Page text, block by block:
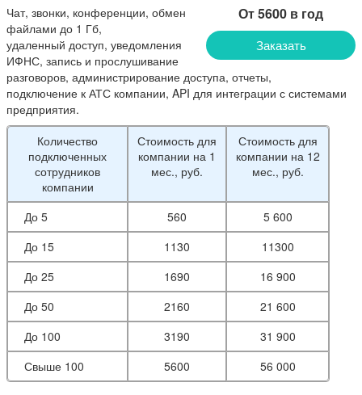
От 5600 в год
Заказать
Чат, звонки, конференции, обмен
файлами до 1 Гб,
удаленный доступ, уведомления
ИФНС, запись и прослушивание
разговоров, администрирование доступа, отчеты,
подключение к АТС компании, API для интеграции с системами
предприятия.
Количество
подключенных
сотрудников
компании
Стоимость для
компании на 1
мес., руб.
Стоимость для
компании на 12
мес., руб.
До 5 560
5 600
До 15
1130
11300
До 25
1690
16 900
До 50
2160
21 600
До 100
3190
31 900
Свыше 100
5600 56 000